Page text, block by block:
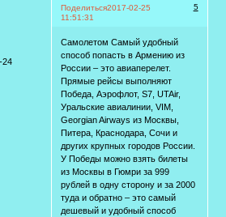
Поделиться 5
2017-02-25
11:51:31
24
Самолетом Самый удобный
способ попасть в Армению из
России – это авиаперелет.
Прямые рейсы выполняют
Победа, Аэрофлот, S7, UTAir,
Уральские авиалинии, VIM,
Georgian Airways из Москвы,
Питера, Краснодара, Сочи и
других крупных городов России.
У Победы можно взять билеты
из Москвы в Гюмри за 999
рублей в одну сторону и за 2000
туда и обратно – это самый
дешевый и удобный способ